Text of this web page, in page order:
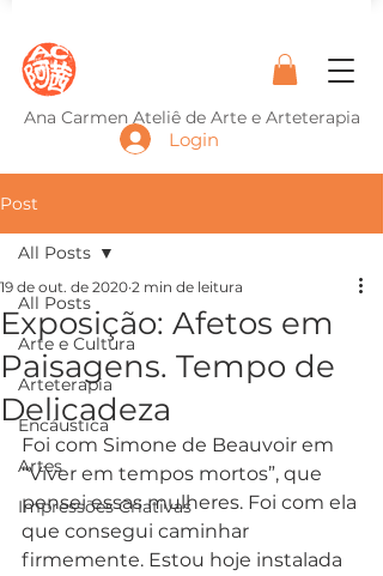
Ana Carmen Ateliê de Arte e Arteterapia
Login
Post
All Posts
Arte e Cultura
Arteterapia
Encáustica
Artes
Impressões Criativas
All Posts
Exposição: Afetos em
Paisagens. Tempo de
Delicadeza
19 de out. de 2020 2 min de leitura
Foi com Simone de Beauvoir em
“Viver em tempos mortos”, que
pensei essas mulheres. Foi com ela
que consegui caminhar
firmemente. Estou hoje instalada